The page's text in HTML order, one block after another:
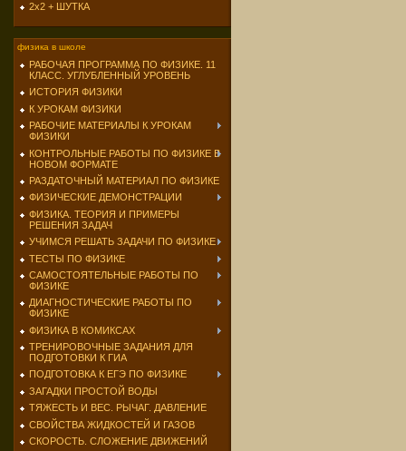
2х2 + ШУТКА
физика в школе
РАБОЧАЯ ПРОГРАММА ПО ФИЗИКЕ. 11
КЛАСС. УГЛУБЛЕННЫЙ УРОВЕНЬ
ИСТОРИЯ ФИЗИКИ
К УРОКАМ ФИЗИКИ
РАБОЧИЕ МАТЕРИАЛЫ К УРОКАМ
ФИЗИКИ
КОНТРОЛЬНЫЕ РАБОТЫ ПО ФИЗИКЕ В
НОВОМ ФОРМАТЕ
РАЗДАТОЧНЫЙ МАТЕРИАЛ ПО ФИЗИКЕ
ФИЗИЧЕСКИЕ ДЕМОНСТРАЦИИ
ФИЗИКА. ТЕОРИЯ И ПРИМЕРЫ
РЕШЕНИЯ ЗАДАЧ
УЧИМСЯ РЕШАТЬ ЗАДАЧИ ПО ФИЗИКЕ
ТЕСТЫ ПО ФИЗИКЕ
САМОСТОЯТЕЛЬНЫЕ РАБОТЫ ПО
ФИЗИКЕ
ДИАГНОСТИЧЕСКИЕ РАБОТЫ ПО
ФИЗИКЕ
ФИЗИКА В КОМИКСАХ
ТРЕНИРОВОЧНЫЕ ЗАДАНИЯ ДЛЯ
ПОДГОТОВКИ К ГИА
ПОДГОТОВКА К ЕГЭ ПО ФИЗИКЕ
ЗАГАДКИ ПРОСТОЙ ВОДЫ
ТЯЖЕСТЬ И ВЕС. РЫЧАГ. ДАВЛЕНИЕ
СВОЙСТВА ЖИДКОСТЕЙ И ГАЗОВ
СКОРОСТЬ. СЛОЖЕНИЕ ДВИЖЕНИЙ